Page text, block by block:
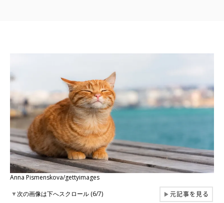
Anna Pismenskova/gettyimages
▼次の画像は下へスクロール (6/7) ▶元記事を見る